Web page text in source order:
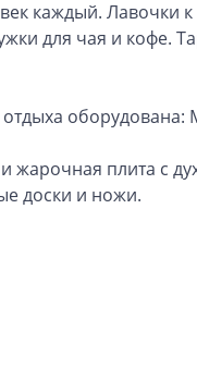
каждый. Лавочки
для чая и кофе.
жарочная плита с
доски и ножи.